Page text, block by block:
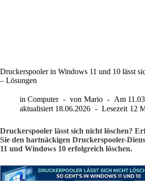
Druckerspooler in Windows 11 und 10 lässt
– Lösungen
in Computer von Mario Am
aktualisiert 18.06.2026 Lesezeit 12
Druckerspooler lässt sich nicht löschen?
Sie den hartnäckigen Druckerspooler-
11 und Windows 10 erfolgreich löschen.